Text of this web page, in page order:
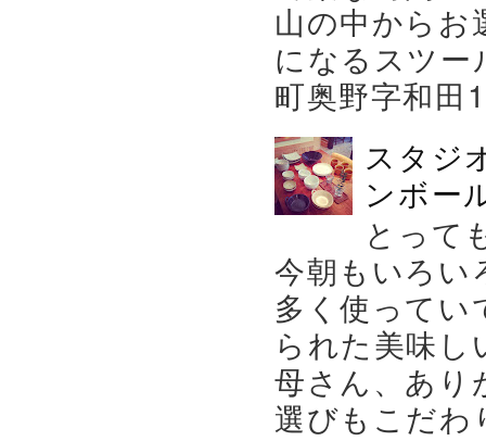
山の中から
になるスツー
町奥野字和
スタジ
ンボー
とって
今朝もいろい
多く使ってい
られた美味
母さん、あり
選びもこだ